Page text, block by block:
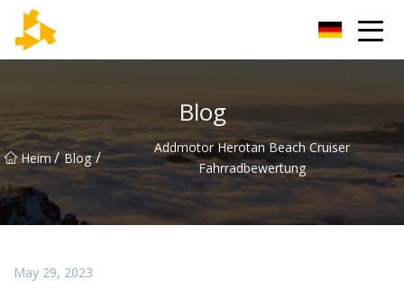
Blog
Heim/ Blog /
Addmotor Herotan Beach Cruiser
Fahrradbewertung
May 29, 2023